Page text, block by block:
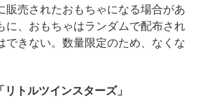
販売されたおもちゃになる場合があ
に、おもちゃはランダムで配布され
できない。数量限定のため、なくな
トルツインスターズ」